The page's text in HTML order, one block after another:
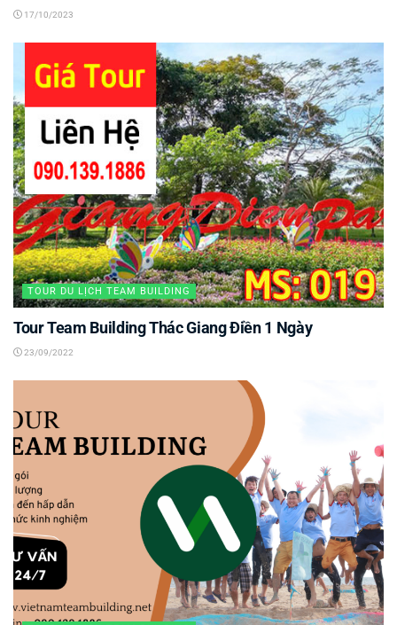
17/10/2023
TOUR DU LỊCH TEAM BUILDING
Tour Team Building Thác Giang Điền 1 Ngày
23/09/2022